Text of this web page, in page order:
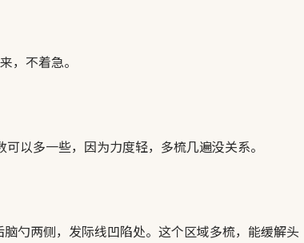
，不着急。
以多一些，因为力度轻，多梳几遍没关系。
勺两侧，发际线凹陷处。这个区域多梳，能缓解头